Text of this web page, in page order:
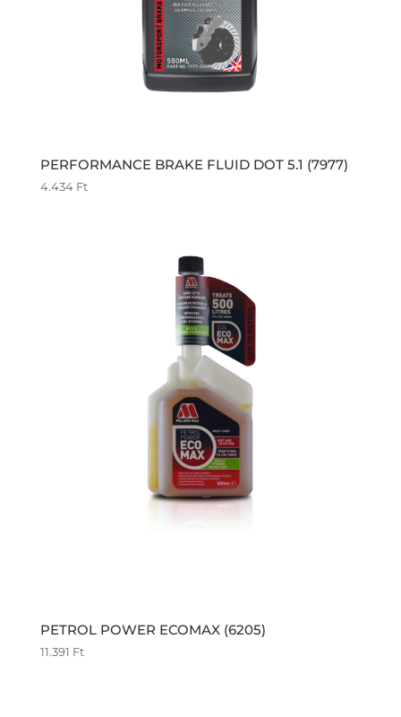
PERFORMANCE BRAKE FLUID DOT 5.1 (7977)
4.434 Ft
PETROL POWER ECOMAX (6205)
11.391 Ft